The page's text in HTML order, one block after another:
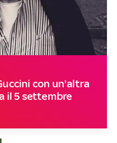
con un'altra
il 5 settembre